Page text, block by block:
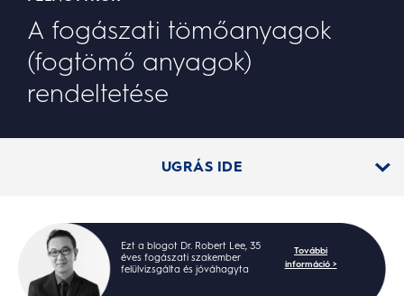
A fogászati tömőanyagok
(fogtömő anyagok)
rendeltetése
UGRÁS IDE
Ezt a blogot Dr. Robert Lee, 35
éves fogászati szakember
felülvizsgálta és jóváhagyta
További
információ >